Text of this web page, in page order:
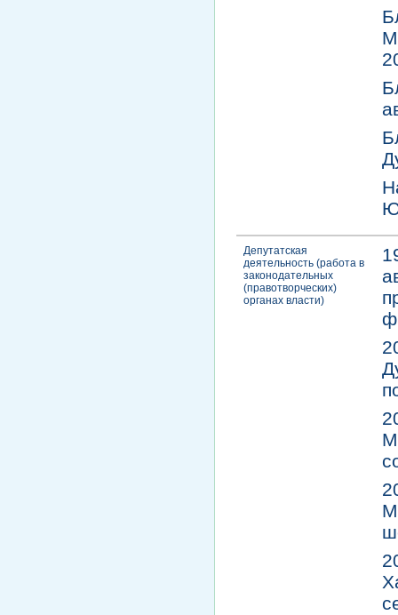
Депутатская
деятельность (работа в
законодательных
(правотворческих)
органах власти)